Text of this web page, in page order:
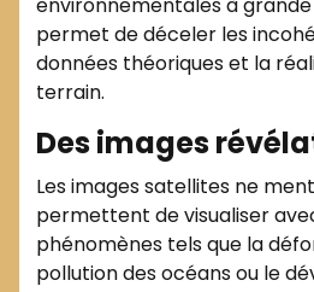
permet de déceler les
données théoriques et la
terrain.
Des images
Les images satellites ne
permettent de visualiser
phénomènes tels que la
pollution des océans ou le